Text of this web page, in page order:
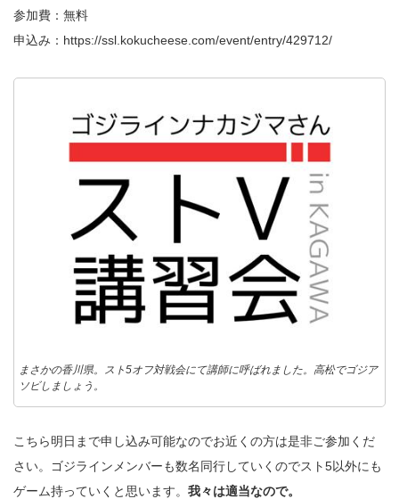
参加費：無料
申込み： https://ssl.kokucheese.com/event/entry/429712/
まさかの香川県。スト5オフ対戦会にて講師に呼ばれました。高松でゴジア
ソビしましょう。
こちら明日まで申し込み可能なのでお近くの方は是非ご参加くだ
さい。ゴジラインメンバーも数名同行していくのでスト5以外にも
ゲーム持っていくと思います。 我々は適当なので。